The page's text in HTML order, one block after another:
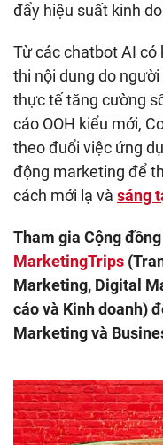
đẩy hiệu suất kinh
Từ các chatbot AI có
thi nội dung do
thực tế tăng cường
cáo OOH kiểu mới,
theo đuổi việc ứng
động marketing để
cách mới lạ và sáng
Tham gia Cộng
MarketingTrips
Marketing, Digital
cáo và Kinh doanh)
Marketing và